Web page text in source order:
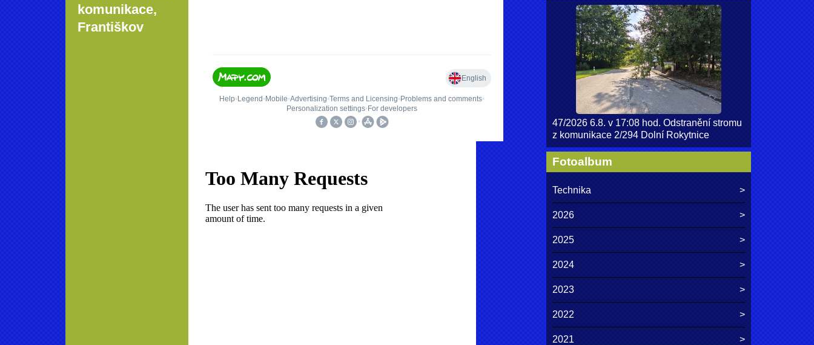
komunikace,
Františkov
47/2026 6.8. v 17:08 hod. Odstranění stromu
z komunikace 2/294 Dolní Rokytnice
Fotoalbum
Technika
2026
2025
2024
2023
2022
2021